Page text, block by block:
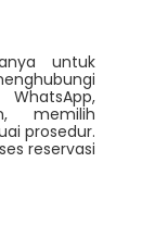
untuk
memilih
prosedur.
reservasi